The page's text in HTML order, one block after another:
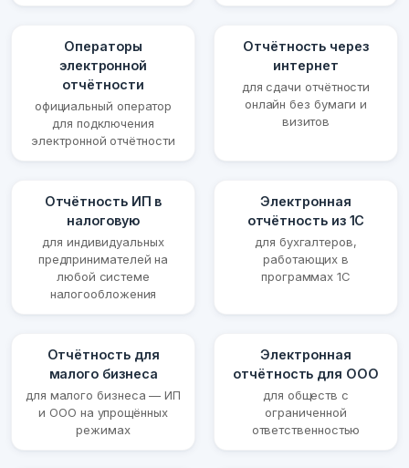
Операторы
электронной
отчётности
официальный оператор
для подключения
электронной отчётности
Отчётность через
интернет
для сдачи отчётности
онлайн без бумаги и
визитов
Отчётность ИП в
налоговую
для индивидуальных
предпринимателей на
любой системе
налогообложения
Электронная
отчётность из 1С
для бухгалтеров,
работающих в
программах 1С
Отчётность для
малого бизнеса
для малого бизнеса — ИП
и ООО на упрощённых
режимах
Электронная
отчётность для ООО
для обществ с
ограниченной
ответственностью